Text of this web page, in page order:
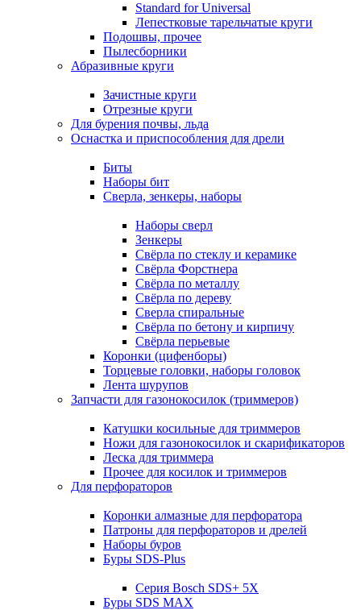
Standard for Universal
Лепестковые тарельчатые круги
Подошвы, прочее
Пылесборники
Абразивные круги
Зачистные круги
Отрезные круги
Для бурения почвы, льда
Оснастка и приспособления для дрели
Биты
Наборы бит
Сверла, зенкеры, наборы
Наборы сверл
Зенкеры
Свёрла по стеклу и керамике
Свёрла Форстнера
Свёрла по металлу
Свёрла по дереву
Сверла спиральные
Свёрла по бетону и кирпичу
Свёрла перьевые
Коронки (цифенборы)
Торцевые головки, наборы головок
Лента шурупов
Запчасти для газонокосилок (триммеров)
Катушки косильные для триммеров
Ножи для газонокосилок и скарификаторов
Леска для триммера
Прочее для косилок и триммеров
Для перфораторов
Коронки алмазные для перфоратора
Патроны для перфораторов и дрелей
Наборы буров
Буры SDS-Plus
Серия Bosch SDS+ 5X
Буры SDS MAX